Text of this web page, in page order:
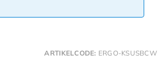
ARTIKELCODE: ERGO-KSUSBCW